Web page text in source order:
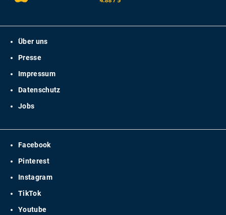
Über uns
Presse
Impressum
Datenschutz
Jobs
Facebook
Pinterest
Instagram
TikTok
Youtube